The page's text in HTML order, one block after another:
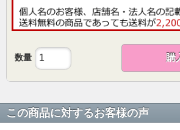
数量 購
この商品に対するお客様の声